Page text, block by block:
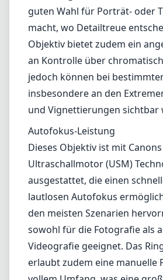
Ultraschallmotor (USM)
ausgestattet, die einen
lautlosen Autofokus
den meisten Szenarien
sowohl für die Fotografie als
Videografie geeignet. Das
erlaubt zudem eine manuelle
vollem Umfang, was eine
für diejenigen ist, die präzise
beim Fokussieren vornehmen
Vielseitigkeit
Eine der herausragenden
Canon EF 35-350mm ist seine
Der breite
unterschiedliche
geeignet. Egal ob Sie